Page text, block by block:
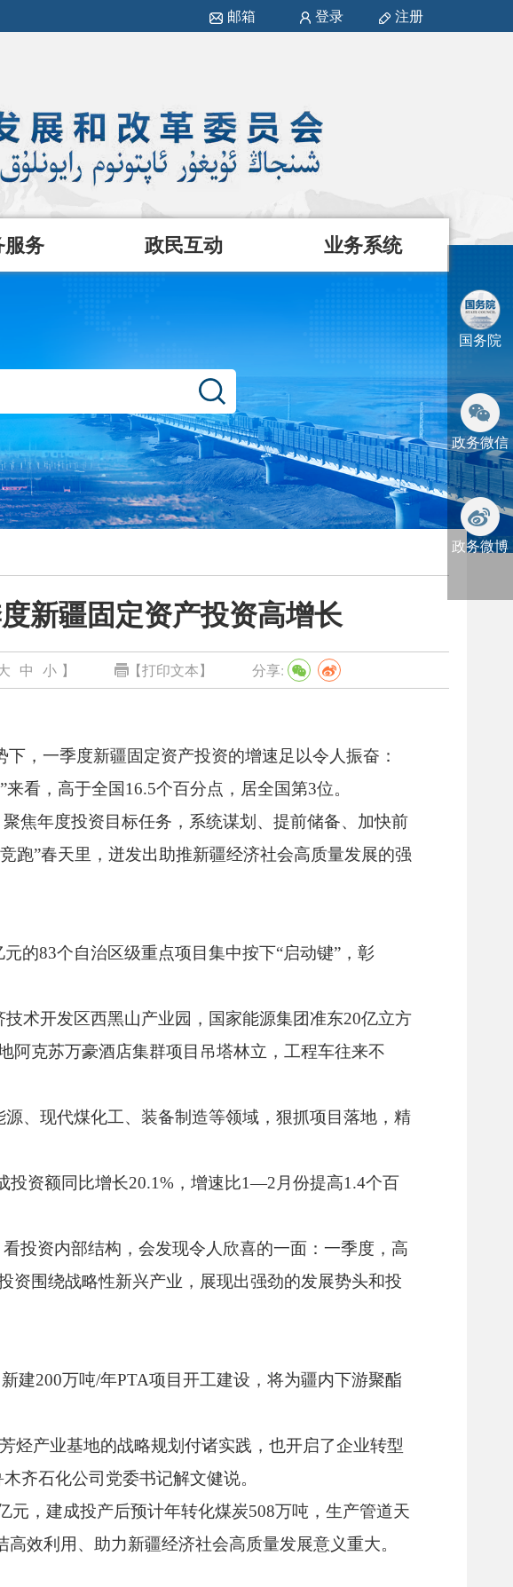
邮箱 登录 注册
务 政民互动 业务系统
国务院
政务微信
政务微博
新疆固定资产投资高增长
中 小 】 【打印文本】 分享:
，一季度新疆固定资产投资的增速足以令人振奋：
看，高于全国16.5个百分点，居全国第3位。
焦年度投资目标任务，系统谋划、提前储备、加快前
跑”春天里，迸发出助推新疆经济社会高质量发展的强
的83个自治区级重点项目集中按下“启动键”，彰
术开发区西黑山产业园，国家能源集团准东20亿立方
阿克苏万豪酒店集群项目吊塔林立，工程车往来不
、现代煤化工、装备制造等领域，狠抓项目落地，精
投资额同比增长20.1%，增速比1—2月份提高1.4个百
投资内部结构，会发现令人欣喜的一面：一季度，高
围绕战略性新兴产业，展现出强劲的发展势头和投
建200万吨/年PTA项目开工建设，将为疆内下游聚酯
烃产业基地的战略规划付诸实践，也开启了企业转型
齐石化公司党委书记解文健说。
元，建成投产后预计年转化煤炭508万吨，生产管道天
效利用、助力新疆经济社会高质量发展意义重大。